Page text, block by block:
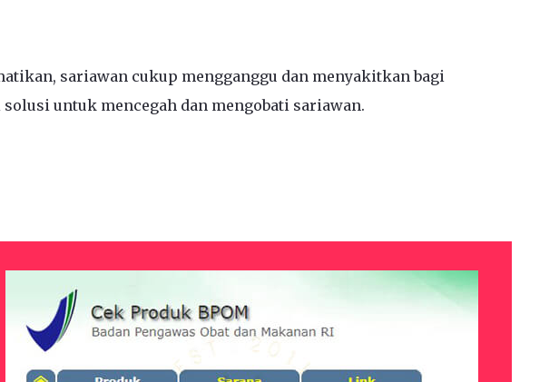
sariawan cukup mengganggu dan menyakitkan bagi
untuk mencegah dan mengobati sariawan.